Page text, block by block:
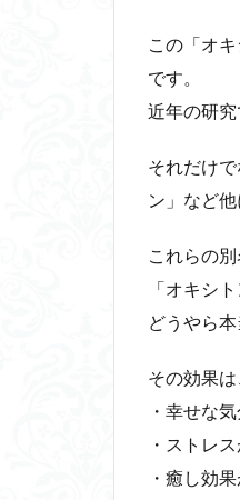
この「オ
です。
近年の研
それだけ
ン」など
これらの
「オキシ
どうやら
その効果は
・幸せな
・ストレ
・癒し効果